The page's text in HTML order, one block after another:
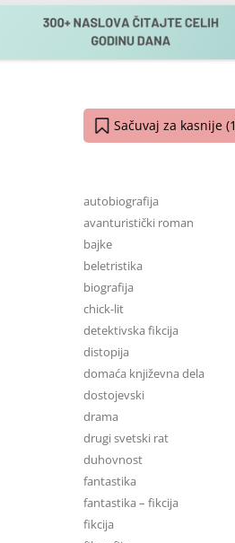
Sačuvaj za kasnije (1
autobiografija
avanturistički roman
bajke
beletristika
biografija
chick-lit
detektivska fikcija
distopija
domaća književna dela
dostojevski
drama
drugi svetski rat
duhovnost
fantastika
fantastika – fikcija
fikcija